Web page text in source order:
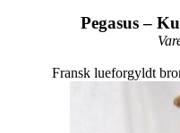
Pegasus –
Fransk lueforgyldt